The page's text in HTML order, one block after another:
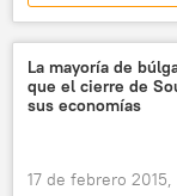
Internacional
Austria
noticias
La mayoría de
que el cierre de
sus economías
17 de febrero